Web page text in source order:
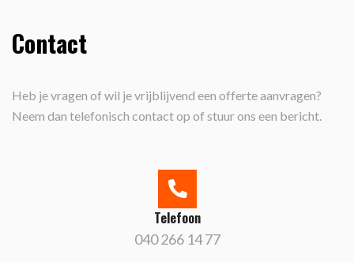
Contact
Heb je vragen of wil je vrijblijvend een offerte aanvragen?
Neem dan telefonisch contact op of stuur ons een bericht.
Telefoon
040 266 14 77